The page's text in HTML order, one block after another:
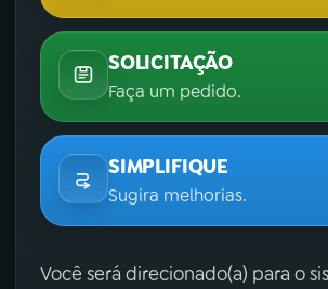
SOLICITAÇÃO
Faça um pedido.
SIMPLIFIQUE
Sugira melhorias.
Você será direcionado(a) para o